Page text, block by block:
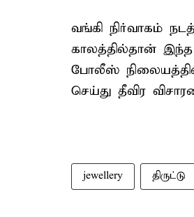
வங்கி நிர்வாகம்
காலத்தில்தான் இந்த
போலீஸ்
செய்து தீவிர
jewellery திருட்டு